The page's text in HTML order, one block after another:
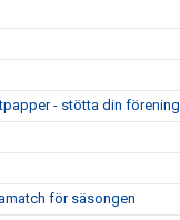
- stötta din förening
för säsongen